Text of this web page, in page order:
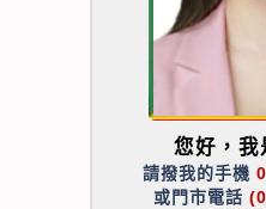
您好，我
請撥我的手機
或門市電話